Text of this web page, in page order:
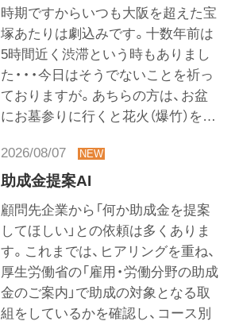
時期ですからいつも大阪を超えた宝
塚あたりは劇込みです。十数年前は
5時間近く渋滞という時もありまし
た・・・今日はそうでないことを祈っ
ておりますが。あちらの方は、お盆
にお墓参りに行くと花火（爆竹）を…
2026/08/07
助成金提案AI
顧問先企業から「何か助成金を提案
してほしい」との依頼は多くありま
す。これまでは、ヒアリングを重ね、
厚生労働省の「雇用・労働分野の助成
金のご案内」で助成の対象となる取
組をしているかを確認し、コース別